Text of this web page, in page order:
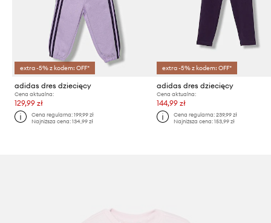
extra -5% z kodem: OFF*
adidas dres dziecięcy
Cena aktualna:
129,99 zł
Cena regularna:199,99 zł
Najniższa cena:134,99 zł
extra -5% z kodem: OFF*
adidas dres dziecięcy
Cena aktualna:
144,99 zł
Cena regularna: 239,99 zł
Najniższa cena: 153,99 zł